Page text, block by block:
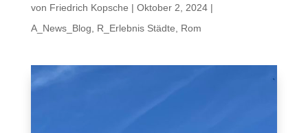
von Friedrich Kopsche | Oktober 2, 2024|
A_News_Blog
R_Erlebnis Städte Rom